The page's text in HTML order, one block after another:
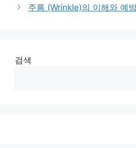
주름 (Wrinkle)의 이해와 예
검색